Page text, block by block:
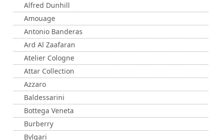
Alfred Dunhill
Amouage
Antonio Banderas
Ard Al Zaafaran
Atelier Cologne
Attar Collection
Azzaro
Baldessarini
Bottega Veneta
Burberry
Bvlgari